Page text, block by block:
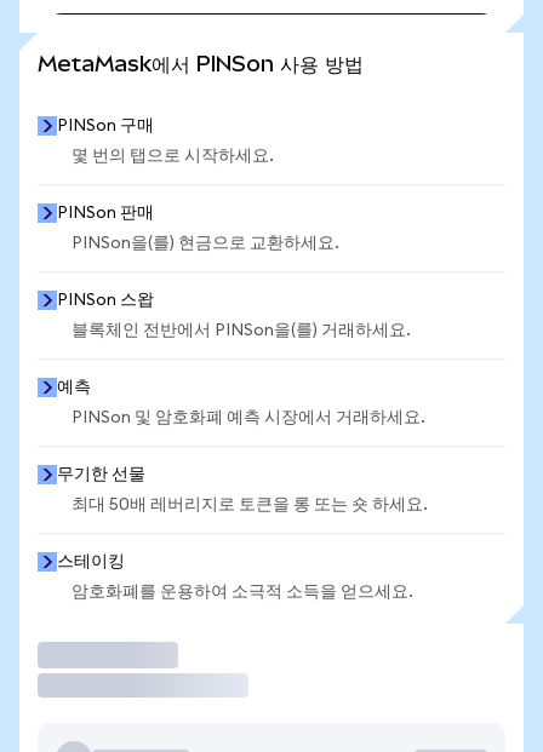
MetaMask에서 PINSon 사용 방법
PINSon 구매
몇 번의 탭으로 시작하세요.
PINSon 판매
PINSon을(를) 현금으로 교환하세요.
PINSon 스왑
블록체인 전반에서 PINSon을(를) 거래하세요.
예측
PINSon 및 암호화폐 예측 시장에서 거래하세요.
무기한 선물
최대 50배 레버리지로 토큰을 롱 또는 숏 하세요.
스테이킹
암호화폐를 운용하여 소극적 소득을 얻으세요.